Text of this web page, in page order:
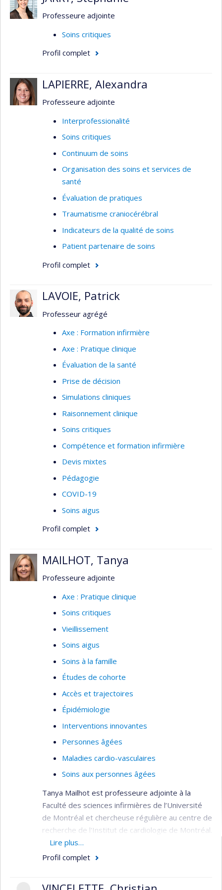
peut être compromis.
Professeure adjointe
Soins critiques
Profil complet
LAPIERRE, Alexandra
Professeure adjointe
Interprofessionalité
Soins critiques
Continuum de soins
Organisation des soins et services de
santé
Évaluation de pratiques
Traumatisme craniocérébral
Indicateurs de la qualité de soins
Patient partenaire de soins
Profil complet
LAVOIE, Patrick
Professeur agrégé
Axe : Formation infirmière
Axe : Pratique clinique
Évaluation de la santé
Prise de décision
Simulations cliniques
Raisonnement clinique
Soins critiques
Compétence et formation infirmière
Devis mixtes
Pédagogie
COVID-19
Soins aigus
Profil complet
MAILHOT, Tanya
Professeure adjointe
Axe : Pratique clinique
Soins critiques
Vieillissement
Soins aigus
Soins à la famille
Études de cohorte
Accès et trajectoires
Épidémiologie
Interventions innovantes
Personnes âgées
Maladies cardio-vasculaires
Soins aux personnes âgées
Tanya Mailhot est professeure adjointe à la
Faculté des sciences infirmières de l’Université
de Montréal et chercheuse régulière au centre de
recherche de l'Institut de cardiologie de Montréal.
Elle détient une expertise clinique en soins
critiques cardiovasculaires et s’intéresse au
Lire plus…
Profil complet